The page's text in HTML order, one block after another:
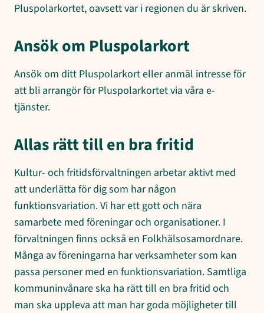
Pluspolarkortet, oavsett var i regionen du är skriven.
Ansök om Pluspolarkort
Ansök om ditt Pluspolarkort eller anmäl intresse för
att bli arrangör för Pluspolarkortet via våra e-
tjänster.
Allas rätt till en bra fritid
Kultur- och fritidsförvaltningen arbetar aktivt med
att underlätta för dig som har någon
funktionsvariation. Vi har ett gott och nära
samarbete med föreningar och organisationer. I
förvaltningen finns också en Folkhälsosamordnare.
Många av föreningarna har verksamheter som kan
passa personer med en funktionsvariation. Samtliga
kommuninvånare ska ha rätt till en bra fritid och
man ska uppleva att man har goda möjligheter till